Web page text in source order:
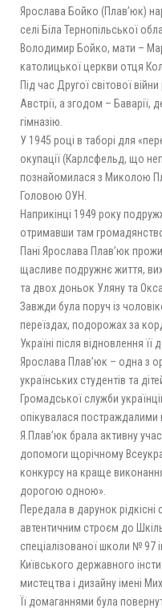
Ярослава Бойко (Плав’юк)
селі Біла Тернопільської
Володимир Бойко, мати –
католицької церкви отця
Під час Другої світової
Австрії, а згодом – Баварії,
гімназію.
У 1945 році в таборі для
окупації (Карлсфельд, що
познайомилася з Миколою
Головою ОУН.
Наприкінці 1949 року
отримавши там
Пані Ярослава Плав’юк
щасливе подружнє життя,
та двох доньок Уляну та
Завжди була поруч із
переїздах, подорожах за
Україні після відновлення її
Ярослава Плав’юк – одна з
українських студентів та
Громадської служби
опікувалася постраждалими
Я.Плав’юк брала активну
допомоги щорічному
конкурсу на краще
дорогою одною».
Передала в дарунок рідкісні
автентичним строєм до
спеціалізованої школи № 97
Київського державного
мистецтва і дизайну імені
Її домаганнями була